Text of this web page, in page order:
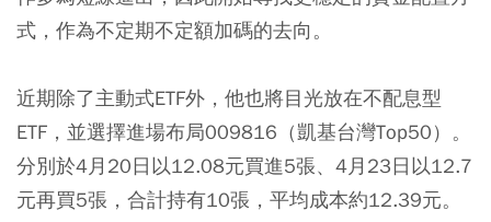
式，作為不定期不定額加碼的去向。
近期除了主動式ETF外，他也將目光放在不配息型
ETF，並選擇進場布局009816 （凱基台灣Top50）。
分別於4月20日以12.08元買進5張、4月23日以12.7
元再買5張，合計持有10張，平均成本約12.39元。